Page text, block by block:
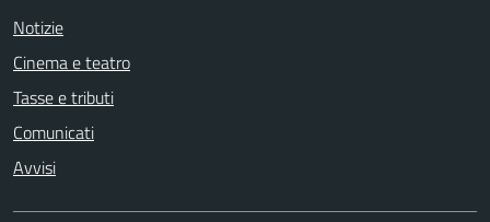
Notizie
Cinema e teatro
Tasse e tributi
Comunicati
Avvisi